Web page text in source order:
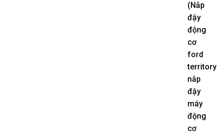
(Nắp
đậy
động
cơ
ford
territory
nắp
đậy
máy
động
cơ